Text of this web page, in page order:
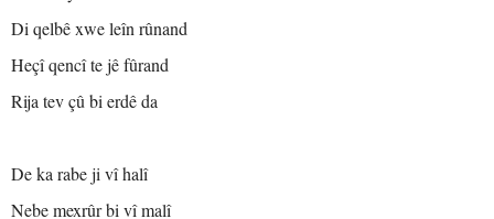
Di qelbê xwe leîn rûnand
Heçî qencî te jê fûrand
Rija tev çû bi erdê da
De ka rabe ji vî halî
Nebe mexrûr bi vî malî